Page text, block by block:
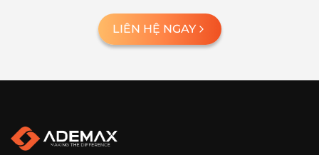
LIÊN HỆ NGAY